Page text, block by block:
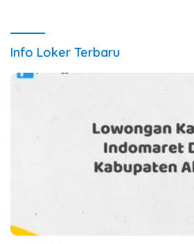
Info Loker Terbaru